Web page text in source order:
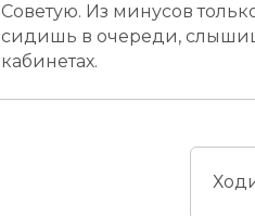
Советую. Из минусов
сидишь в очереди,
кабинетах.